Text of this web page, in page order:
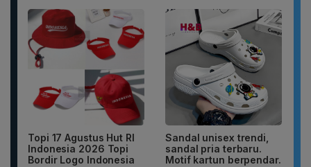
Topi 17 Agustus Hut RI
Indonesia 2026 Topi
Bordir Logo Indonesia
Sandal unisex trendi,
sandal pria terbaru.
Motif kartun berpendar.